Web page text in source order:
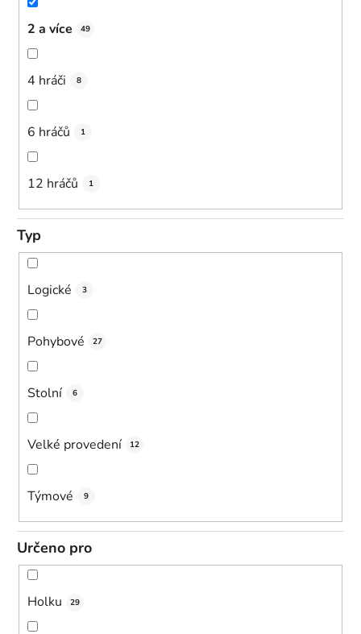
2 a více 49
4 hráči 8
6 hráčů 1
12 hráčů 1
Typ
Logické 3
Pohybové 27
Stolní 6
Velké provedení 12
Týmové 9
Určeno pro
Holku 29